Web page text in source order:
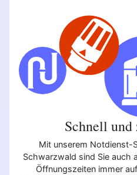
Schnell und
Mit unserem Notdienst-
Schwarzwald sind Sie auch
Öffnungszeiten immer